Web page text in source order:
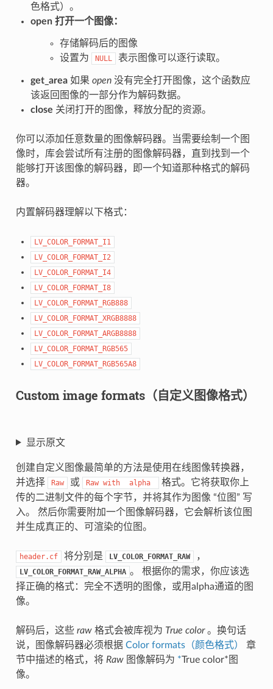
色格式）。
open打开一个图像：
存储解码后的图像
设置为
NULL 表示图像可以逐行读取。
get_area如果 open没有完全打开图像，这个函数应
该返回图像的一部分作为解码数据。
close 关闭打开的图像，释放分配的资源。
你可以添加任意数量的图像解码器。当需要绘制一个图
像时，库会尝试所有注册的图像解码器，直到找到一个
能够打开该图像的解码器，即一个知道那种格式的解码
器。
内置解码器理解以下格式：
LV_COLOR_FORMAT_I1
LV_COLOR_FORMAT_I2
LV_COLOR_FORMAT_I4
LV_COLOR_FORMAT_I8
LV_COLOR_FORMAT_RGB888
LV_COLOR_FORMAT_XRGB8888
LV_COLOR_FORMAT_ARGB8888
LV_COLOR_FORMAT_RGB565
LV_COLOR_FORMAT_RGB565A8
Custom image formats（自定义图像格式）
显示原文
创建自定义图像最简单的方法是使用在线图像转换器，
并选择
Raw 或 Raw with alpha
格式。它将获取你上
传的二进制文件的每个字节，并将其作为图像 “位图” 写
入。 然后你需要附加一个图像解码器，它会解析该位图
并生成真正的、可渲染的位图。
header.cf 将分别是 LV_COLOR_FORMAT_RAW ，
LV_COLOR_FORMAT_RAW_ALPHA 。 根据你的需求，你应该选
择正确的格式：完全不透明的图像，或用alpha通道的图
像。
解码后，这些 raw格式会被库视为 True color。换句话
说，图像解码器必须根据 Color formats（颜色格式）
章
节中描述的格式，将 Raw图像解码为 *True color*图
像。